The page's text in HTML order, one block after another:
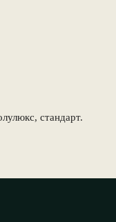
стандарт.